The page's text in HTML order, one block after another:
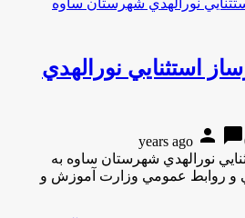
استثنايي نورالهدي
person chat_bubble
نورالهدي شهرستان ساوه به
و روابط عمومي وزارت آموزش و